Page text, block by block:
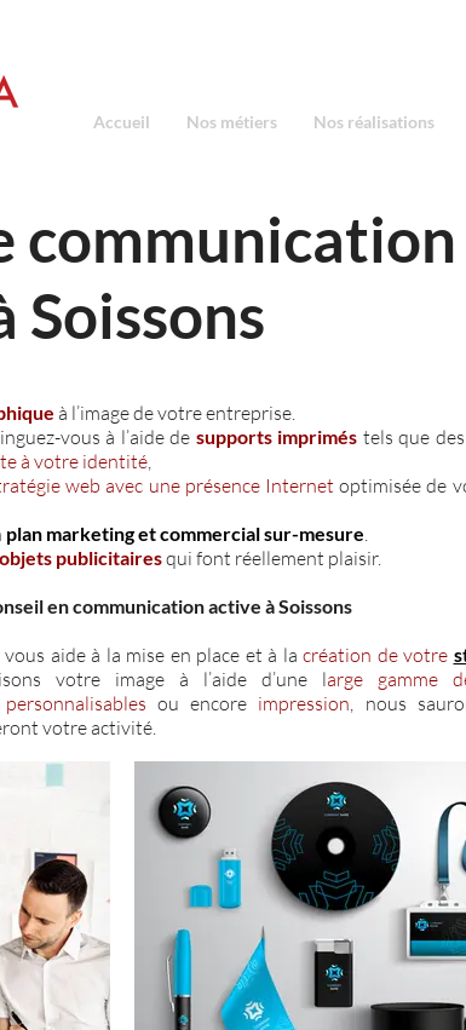
Accueil Nos métiers Nos réalisations
Soissons
à l’image de votre entreprise.
vous à l’aide de supports imprimés tels que des
à votre identité,
web avec une présence Internet optimisée de
plan marketing et commercial sur-mesure.
objets publicitairesqui font réellement plaisir.
en communication active à Soissons
aide à la mise en place et à la création de votre
votre image à l’aide d’une large gamme
ou encore impression, nous
votre activité.